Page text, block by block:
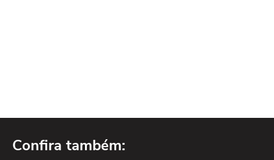
Confira também: